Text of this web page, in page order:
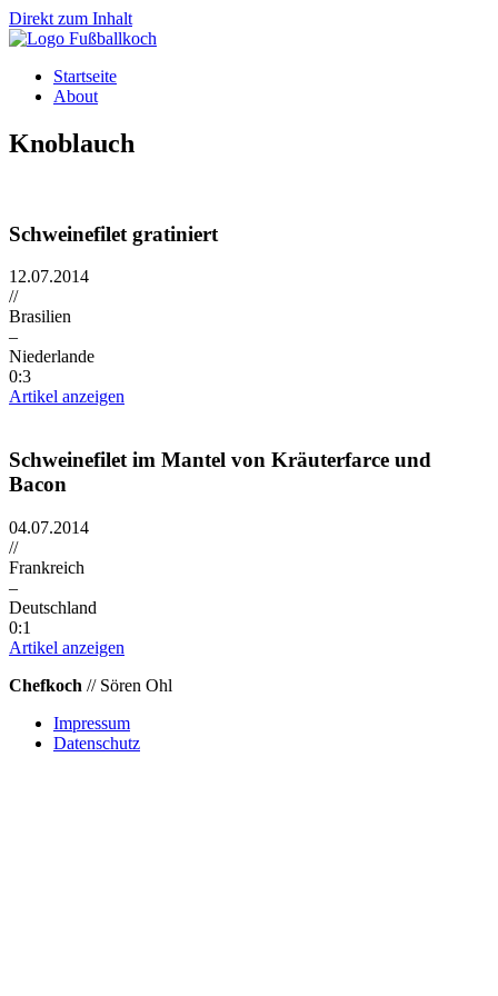
Direkt zum Inhalt
Startseite
About
Knoblauch
Schweinefilet gratiniert
12.07.2014
//
Brasilien
–
Niederlande
0:3
Artikel anzeigen
Schweinefilet im Mantel von Kräuterfarce und
Bacon
04.07.2014
//
Frankreich
–
Deutschland
0:1
Artikel anzeigen
Chefkoch // Sören Ohl
Impressum
Datenschutz